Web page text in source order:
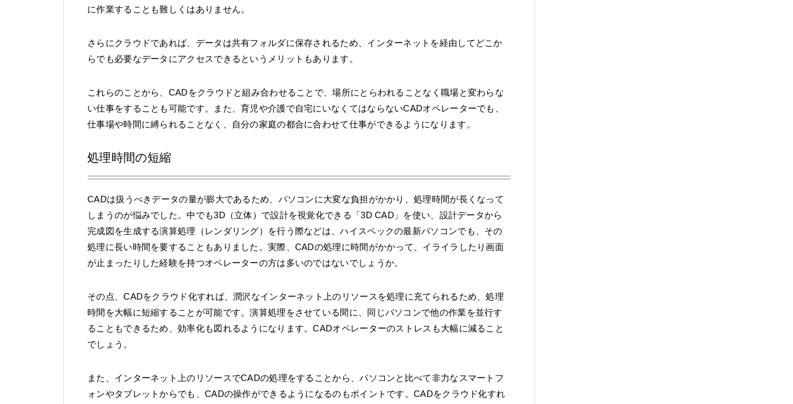
に作業することも難しくはありません。
さらにクラウドであれば、データは共有フォルダに保存されるため、インターネットを経由してどこか
らでも必要なデータにアクセスできるというメリットもあります。
これらのことから、CADをクラウドと組み合わせることで、場所にとらわれることなく職場と変わらな
い仕事をすることも可能です。また、育児や介護で自宅にいなくてはならないCADオペレーターでも、
仕事場や時間に縛られることなく、自分の家庭の都合に合わせて仕事ができるようになります。
処理時間の短縮
CADは扱うべきデータの量が膨大であるため、パソコンに大変な負担がかかり、処理時間が長くなって
しまうのが悩みでした。中でも3D（立体）で設計を視覚化できる「3D CAD」を使い、設計データから
完成図を生成する演算処理（レンダリング）を行う際などは、ハイスペックの最新パソコンでも、その
処理に長い時間を要することもありました。実際、CADの処理に時間がかかって、イライラしたり画面
が止まったりした経験を持つオペレーターの方は多いのではないでしょうか。
その点、CADをクラウド化すれば、潤沢なインターネット上のリソースを処理に充てられるため、処理
時間を大幅に短縮することが可能です。演算処理をさせている間に、同じパソコンで他の作業を並行す
ることもできるため、効率化も図れるようになります。CADオペレーターのストレスも大幅に減ること
でしょう。
また、インターネット上のリソースでCADの処理をすることから、パソコンと比べて非力なスマートフ
ォンやタブレットからでも、CADの操作ができるようになるのもポイントです。CADをクラウド化すれ